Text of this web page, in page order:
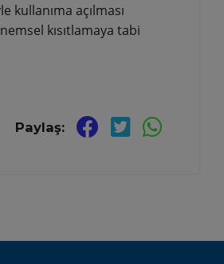
açılması
kısıtlamaya tabi
Paylaş: